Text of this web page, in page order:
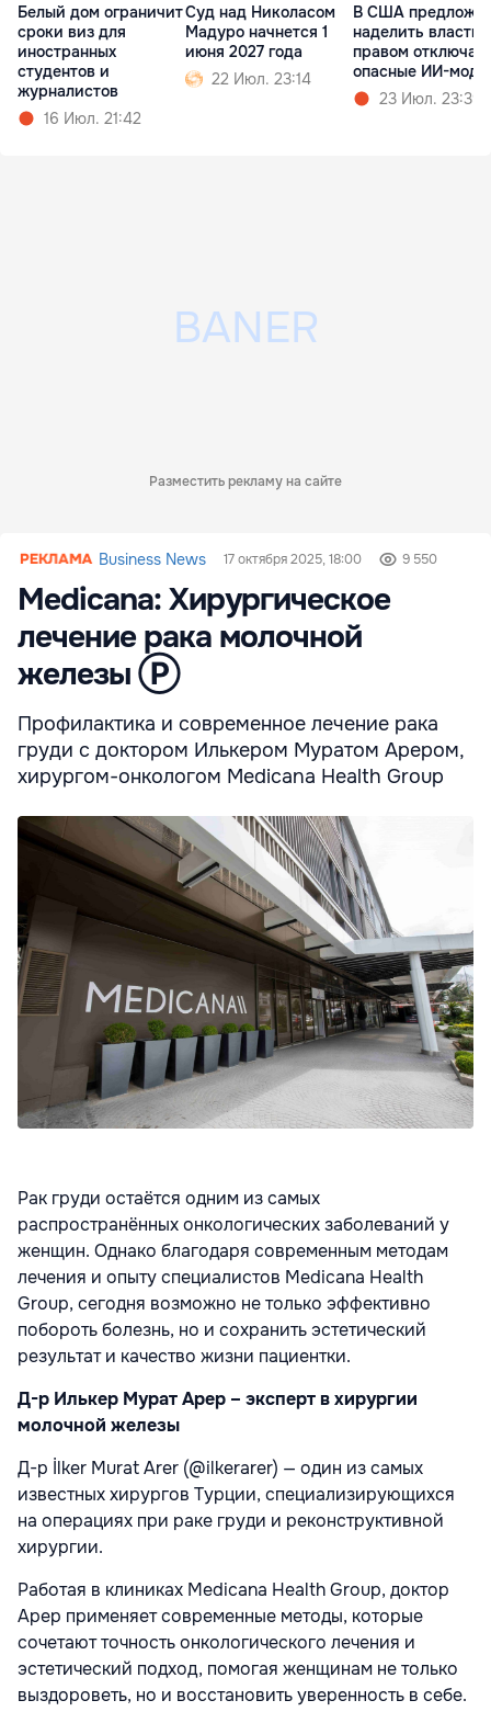
Белый дом ограничит
сроки виз для
иностранных
студентов и
журналистов
16 Июл. 21:42
Суд над Николасом
Мадуро начнется 1
июня 2027 года
22 Июл. 23:14
В США
наделить власти
правом
опасные ИИ-
23 Июл. 23:39
Разместить рекламу на сайте
Business News 17 октября 2025, 18:00 9 550
Medicana: Хирургическое
лечение рака молочной
железы Ⓟ
Профилактика и современное лечение рака
груди с доктором Илькером Муратом Арером,
хирургом-онкологом Medicana Health Group
Рак груди остаётся одним из самых
распространённых онкологических заболеваний у
женщин. Однако благодаря современным методам
лечения и опыту специалистов Medicana Health
Group, сегодня возможно не только эффективно
побороть болезнь, но и сохранить эстетический
результат и качество жизни пациентки.
Д-р Илькер Мурат Арер – эксперт в хирургии
молочной железы
Д-р İlker Murat Arer (@ilkerarer) — один из самых
известных хирургов Турции, специализирующихся
на операциях при раке груди и реконструктивной
хирургии.
Работая в клиниках Medicana Health Group, доктор
Арер применяет современные методы, которые
сочетают точность онкологического лечения и
эстетический подход, помогая женщинам не только
выздороветь, но и восстановить уверенность в себе.